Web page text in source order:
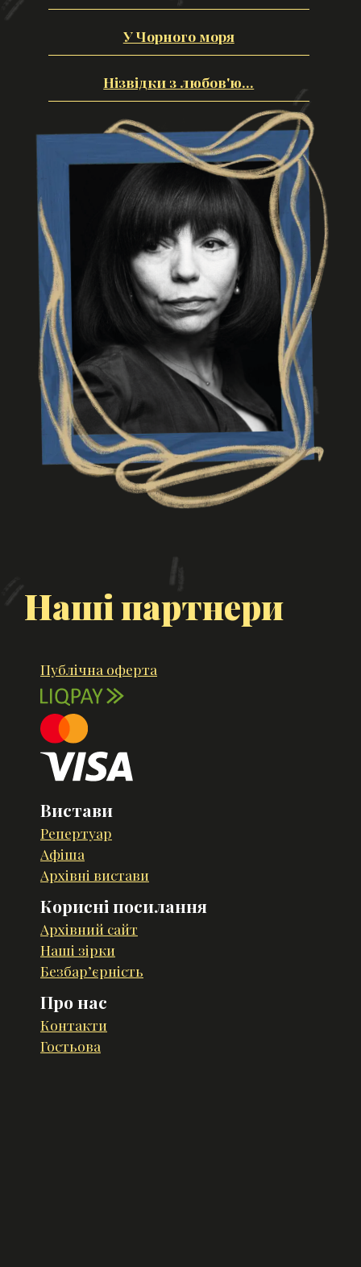
У Чорного моря
Нізвідки з любов'ю...
Наші партнери
Публічна оферта
Вистави
Репертуар
Афіша
Архівні вистави
Корисні посилання
Архівний сайт
Наші зірки
Безбар’єрність
Про нас
Контакти
Гостьова